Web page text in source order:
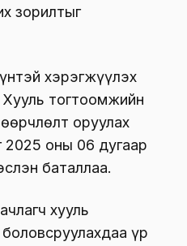
зорилтыг
хэрэгжүүлэх
тогтоомжийн
оруулах
2025 оны 06 дугаар
баталлаа.
хууль
үр